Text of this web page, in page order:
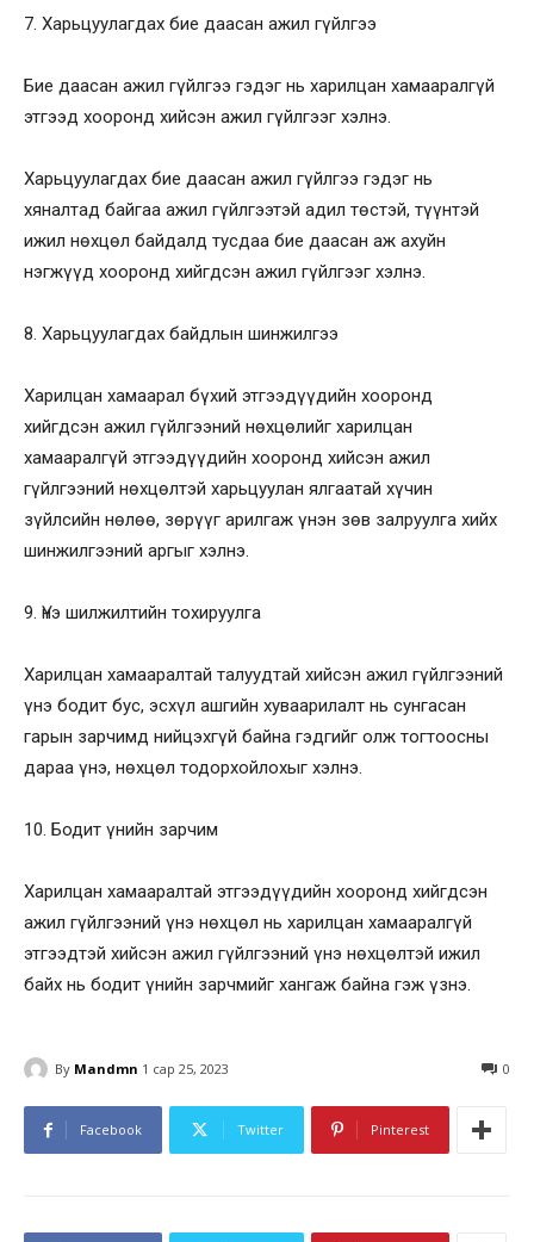
7. Харьцуулагдах бие даасан ажил гүйлгээ
Бие даасан ажил гүйлгээ гэдэг нь харилцан хамааралгүй
этгээд хооронд хийсэн ажил гүйлгээг хэлнэ.
Харьцуулагдах бие даасан ажил гүйлгээ гэдэг нь
хяналтад байгаа ажил гүйлгээтэй адил төстэй, түүнтэй
ижил нөхцөл байдалд тусдаа бие даасан аж ахуйн
нэгжүүд хооронд хийгдсэн ажил гүйлгээг хэлнэ.
8. Харьцуулагдах байдлын шинжилгээ
Харилцан хамаарал бүхий этгээдүүдийн хооронд
хийгдсэн ажил гүйлгээний нөхцөлийг харилцан
хамааралгүй этгээдүүдийн хооронд хийсэн ажил
гүйлгээний нөхцөлтэй харьцуулан ялгаатай хүчин
зүйлсийн нөлөө, зөрүүг арилгаж үнэн зөв залруулга хийх
шинжилгээний аргыг хэлнэ.
9. Үнэ шилжилтийн тохируулга
Харилцан хамааралтай талуудтай хийсэн ажил гүйлгээний
үнэ бодит бус, эсхүл ашгийн хуваарилалт нь сунгасан
гарын зарчимд нийцэхгүй байна гэдгийг олж тогтоосны
дараа үнэ, нөхцөл тодорхойлохыг хэлнэ.
10. Бодит үнийн зарчим
Харилцан хамааралтай этгээдүүдийн хооронд хийгдсэн
ажил гүйлгээний үнэ нөхцөл нь харилцан хамааралгүй
этгээдтэй хийсэн ажил гүйлгээний үнэ нөхцөлтэй ижил
байх нь бодит үнийн зарчмийг хангаж байна гэж үзнэ.
By Mandmn 1 сар 25, 2023 0
Facebook Twitter Pinterest